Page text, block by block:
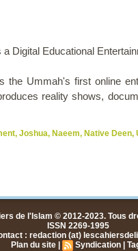
a Digital Educational
the Ummah's first online
reality shows,
, Joshua, Naeem, Native Deen,
de l'Islam © 2012-2023. Tous
ISSN 2269-1995
: redaction (at)
Plan du site
Syndication